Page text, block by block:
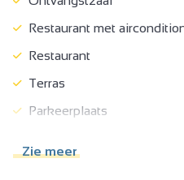
Restaurant met
Restaurant
Terras
Parkeerplaats
Zie meer